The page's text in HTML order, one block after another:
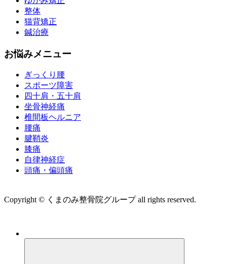
整体
猫背矯正
鍼治療
お悩みメニュー
ぎっくり腰
スポーツ障害
四十肩・五十肩
坐骨神経痛
椎間板ヘルニア
腰痛
腱鞘炎
膝痛
自律神経症
頭痛・偏頭痛
Copyright © くまのみ整骨院グループ all rights reserved.